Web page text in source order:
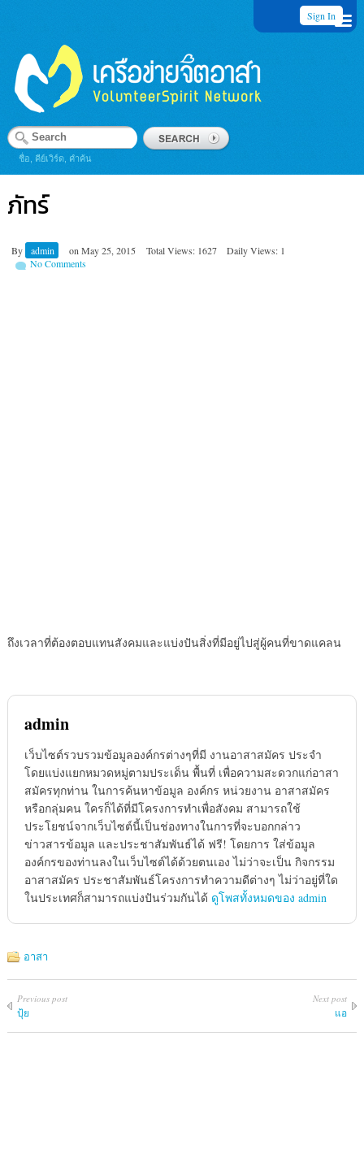
Sign In
ชื่อ, คีย์เวิร์ด, คำค้น
ภัทร์
By admin on May 25, 2015 Total Views: 1627
Daily Views: 1
No Comments
ถึงเวลาที่ต้องตอบแทนสังคมและแบ่งปันสิ่งที่มีอยู่ไปสู่ผู้คนที่ขาดแคลน
admin
เว็บไซต์รวบรวมข้อมูลองค์กรต่างๆที่มี งานอาสาสมัคร ประจำ
โดยแบ่งแยกหมวดหมู่ตามประเด็น พื้นที่ เพื่อความสะดวกแก่อาสา
สมัครทุกท่าน ในการค้นหาข้อมูล องค์กร หน่วยงาน อาสาสมัคร
หรือกลุ่มคน ใครก็ได้ที่มีโครงการทำเพื่อสังคม สามารถใช้
ประโยชน์จากเว็บไซต์นี้เป็นช่องทางในการที่จะบอกกล่าว
ข่าวสารข้อมูล และประชาสัมพันธ์ได้ ฟรี! โดยการ ใส่ข้อมูล
องค์กรของท่านลงในเว็บไซต์ได้ด้วยตนเอง ไม่ว่าจะเป็น กิจกรรม
อาสาสมัคร ประชาสัมพันธ์โครงการทำความดีต่างๆ ไม่ว่าอยู่ที่ใด
ในประเทศก็สามารถแบ่งปันร่วมกันได้ ดูโพสทั้งหมดของ admin
อาสา
Previous post
ปุ้ย
Next post
แอ